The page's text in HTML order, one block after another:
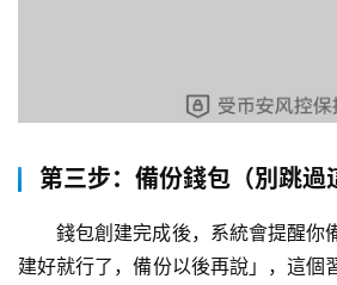
第三步：備份錢包（別跳過
錢包創建完成後，系統會提醒你
建好就行了，備份以後再說」，這個